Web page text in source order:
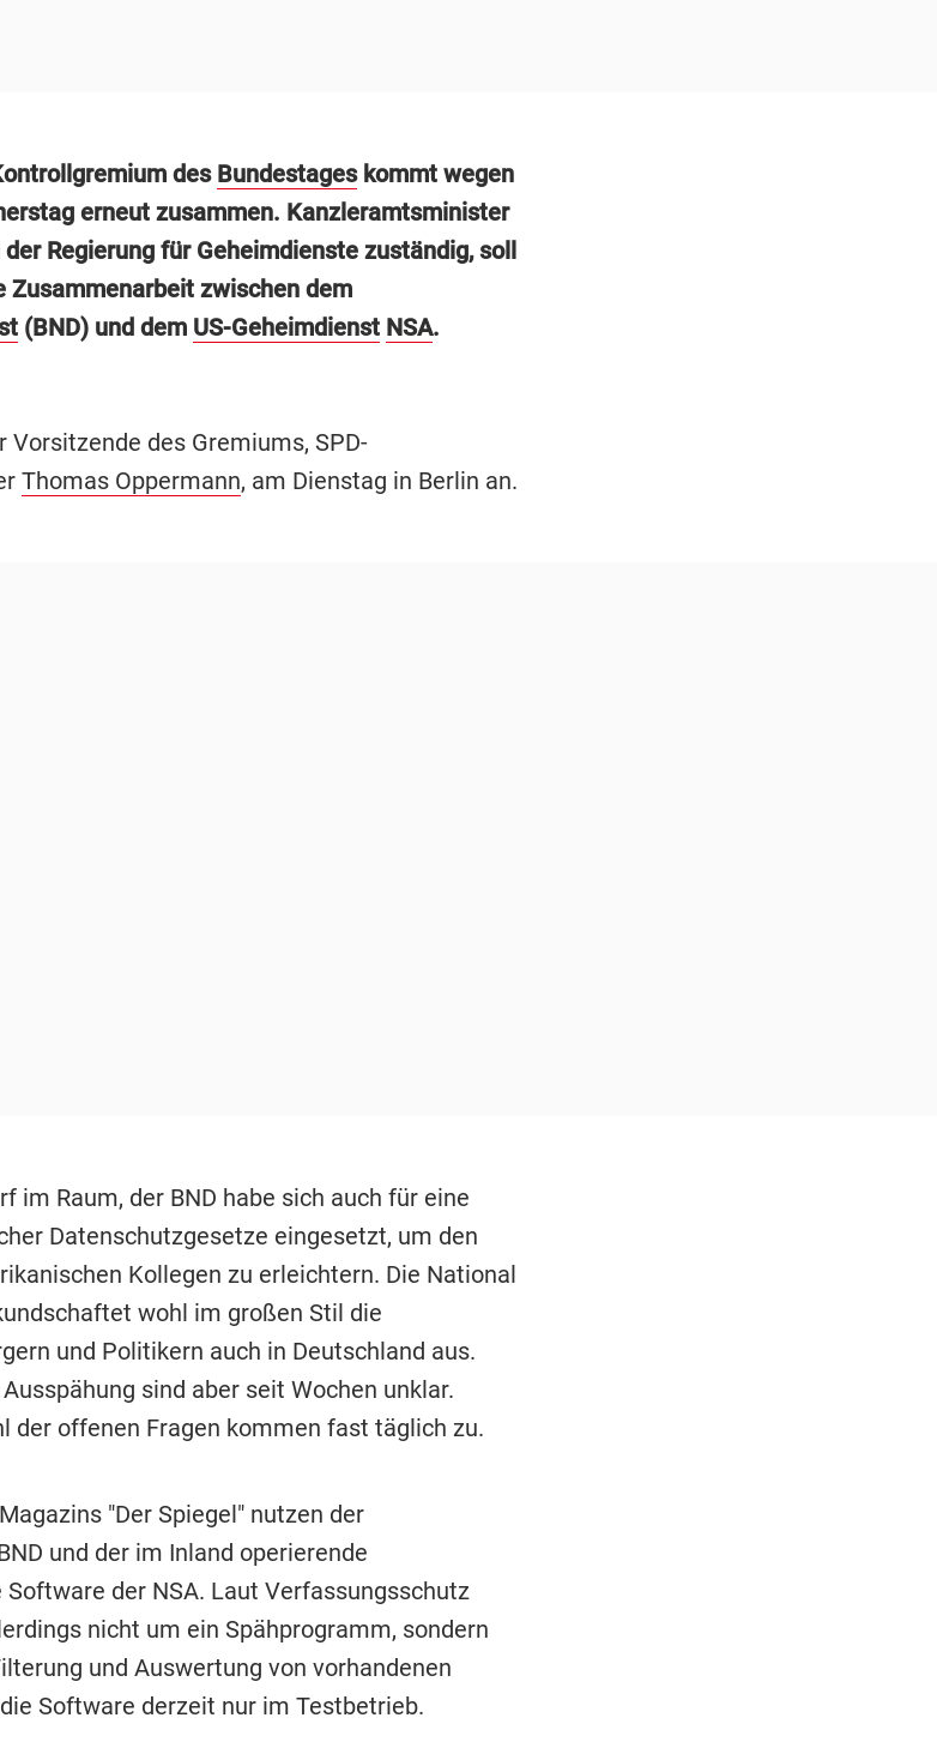
des Bundestageskommt wegen
erneut zusammen. Kanzleramtsminister
der Regierung für Geheimdienste zuständig, soll
Zusammenarbeit zwischen dem
(BND) und dem US-Geheimdienst NSA.
des Gremiums, SPD-
Thomas Oppermann, am Dienstag in Berlin an.
im Raum, der BND habe sich auch für eine
Datenschutzgesetze eingesetzt, um den
Kollegen zu erleichtern. Die National
wohl im großen Stil die
und Politikern auch in Deutschland aus.
sind aber seit Wochen unklar.
der offenen Fragen kommen fast täglich zu.
"Der Spiegel" nutzen der
und der im Inland operierende
der NSA. Laut Verfassungsschutz
nicht um ein Spähprogramm, sondern
und Auswertung von vorhandenen
Software derzeit nur im Testbetrieb.